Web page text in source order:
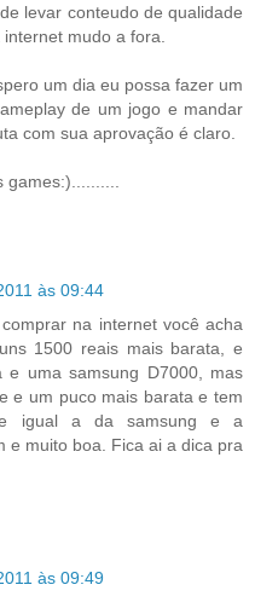
levar conteudo de qualidade
mudo a fora.
um dia eu possa fazer um
de um jogo e mandar
com sua aprovação é claro.
games:)..........
às 09:44
na internet você acha
1500 reais mais barata, e
uma samsung D7000, mas
e um puco mais barata e tem
igual a da samsung e a
e muito boa. Fica ai a dica pra
às 09:49